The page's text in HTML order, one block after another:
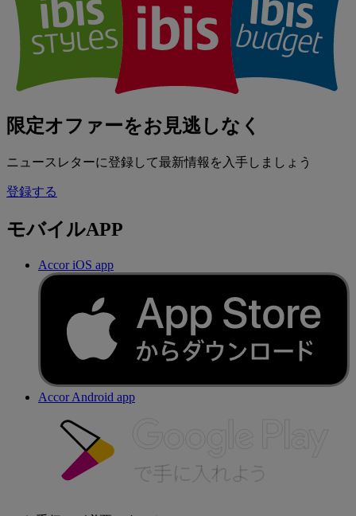
限定オファーをお見逃しなく
ニュースレターに登録して最新情報を入手しましょう
登録する
モバイルAPP
Accor iOS app
Accor Android app